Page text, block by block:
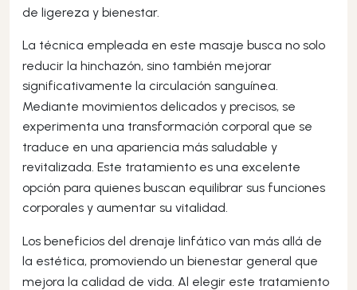
de ligereza y bienestar.
La técnica empleada en este masaje busca no solo
reducir la hinchazón, sino también mejorar
significativamente la circulación sanguínea.
Mediante movimientos delicados y precisos, se
experimenta una transformación corporal que se
traduce en una apariencia más saludable y
revitalizada. Este tratamiento es una excelente
opción para quienes buscan equilibrar sus funciones
corporales y aumentar su vitalidad.
Los beneficios del drenaje linfático van más allá de
la estética, promoviendo un bienestar general que
mejora la calidad de vida. Al elegir este tratamiento